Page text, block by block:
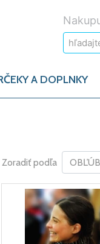
A DOPLNKY
Zoradiť podľa